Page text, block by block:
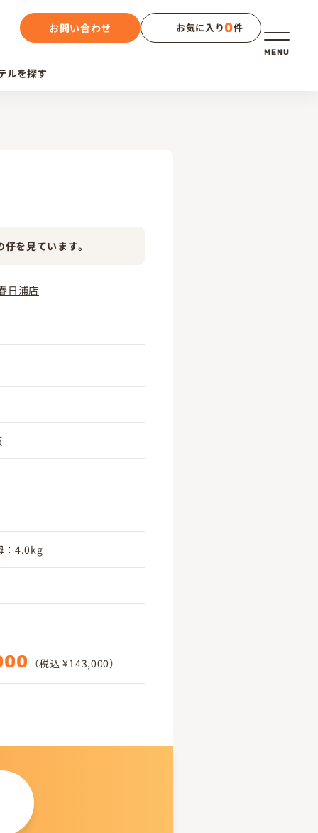
メニュー
MENU
お問い合わせ お気に入り0件
ルを探す
を見ています。
日浦店
：4.0kg
（税込 ¥143,000）